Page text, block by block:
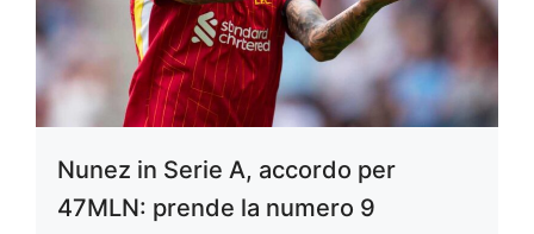
Nunez in Serie A, accordo per
47MLN: prende la numero 9